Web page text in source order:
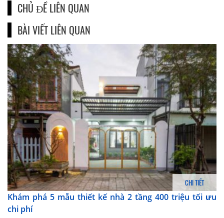
CHỦ ĐỀ LIÊN QUAN
BÀI VIẾT LIÊN QUAN
CHI TIẾT
Khám phá 5 mẫu thiết kế nhà 2 tầng 400 triệu tối ưu
chi phí